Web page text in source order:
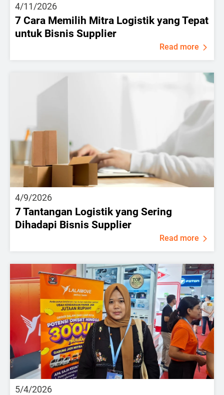
4/11/2026
7 Cara Memilih Mitra Logistik yang Tepat
untuk Bisnis Supplier
Read more
4/9/2026
7 Tantangan Logistik yang Sering
Dihadapi Bisnis Supplier
Read more
5/4/2026